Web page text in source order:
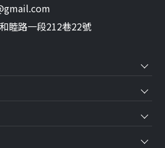
和睦路一段212巷22號